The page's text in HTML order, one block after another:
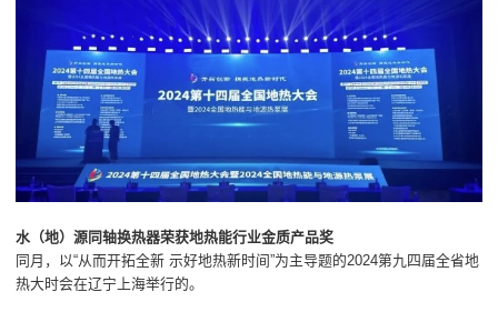
水（地）源同轴换热器荣获地热能行业金质产品奖
同月，以“从而开拓全新 示好地热新时间”为主导题的2024第九四届全省地
热大时会在辽宁上海举行的。